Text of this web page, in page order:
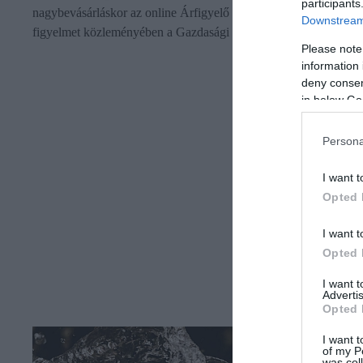
Please
information
deny
in below
I want
Opted
I want
Opted
I want
Opted
I want
of my
nagybevásárláskor az online Árfigyelő használatával - hívja fel a
figyelmet közleményében a Gazdasági Versenyhivatal (GVH)..